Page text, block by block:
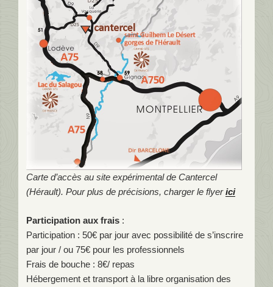
Carte d’accès au site expérimental de Cantercel
(Hérault). Pour plus de précisions, charger le flyerici
Participation aux frais :
Participation : 50€ par jour avec possibilité de s’inscrire
par jour / ou 75€ pour les professionnels
Frais de bouche : 8€/ repas
Hébergement et transport à la libre organisation des